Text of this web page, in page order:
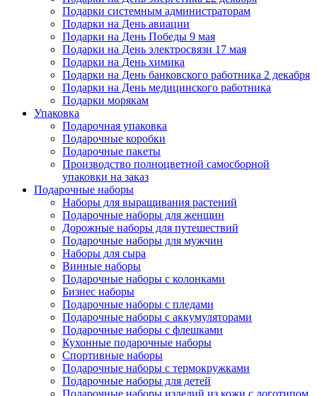
Подарки системным администраторам
Подарки на День авиации
Подарки на День Победы 9 мая
Подарки на День электросвязи 17 мая
Подарки на День химика
Подарки на День банковского работника 2 декабря
Подарки на День медицинского работника
Подарки морякам
Упаковка
Подарочная упаковка
Подарочные коробки
Подарочные пакеты
Производство полноцветной самосборной
упаковки на заказ
Подарочные наборы
Наборы для выращивания растений
Подарочные наборы для женщин
Дорожные наборы для путешествий
Подарочные наборы для мужчин
Наборы для сыра
Винные наборы
Подарочные наборы с колонками
Бизнес наборы
Подарочные наборы с пледами
Подарочные наборы с аккумуляторами
Подарочные наборы с флешками
Кухонные подарочные наборы
Спортивные наборы
Подарочные наборы с термокружками
Подарочные наборы для детей
Подарочные наборы изделий из кожи с логотипом